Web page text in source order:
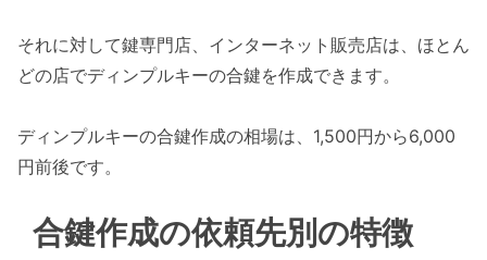
それに対して鍵専門店、インターネット販売店は、ほとん
どの店でディンプルキーの合鍵を作成できます。
ディンプルキーの合鍵作成の相場は、1,500円から6,000
円前後です。
合鍵作成の依頼先別の特徴